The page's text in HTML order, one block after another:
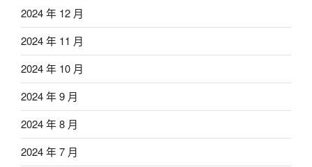
2024 年 12 月
2024 年 11 月
2024 年 10 月
2024 年 9 月
2024 年 8 月
2024 年 7 月